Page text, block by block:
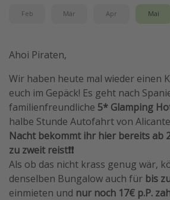
Weitere Themen
Familienurlaub in der Türkei
Rundreisen in Thailand
Bahnreisen in der Schweiz
Reisepassfreie Reiseziele
Travel Know How
Silvesterreisen
Last Minute Urlaub Mallorca
Last Minute Urlaub Deutschland
Feb Mär Apr Mai
Ahoi Piraten,
Wir haben heute mal wieder einen
euch im Gepäck! Es geht nach
familienfreundliche 5* Glamping
halbe Stunde Autofahrt von
Nacht bekommt ihr hier bereits ab
zu zweit reist❗️❗️
Als ob das nicht krass genug wär,
denselben Bungalow auch für bis
einmieten und nur noch 17€ p.P.